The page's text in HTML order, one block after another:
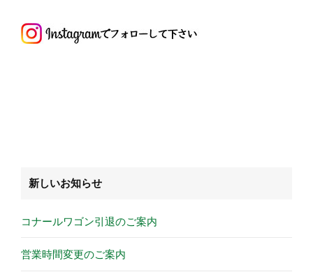
新しいお知らせ
コナールワゴン引退のご案内
営業時間変更のご案内